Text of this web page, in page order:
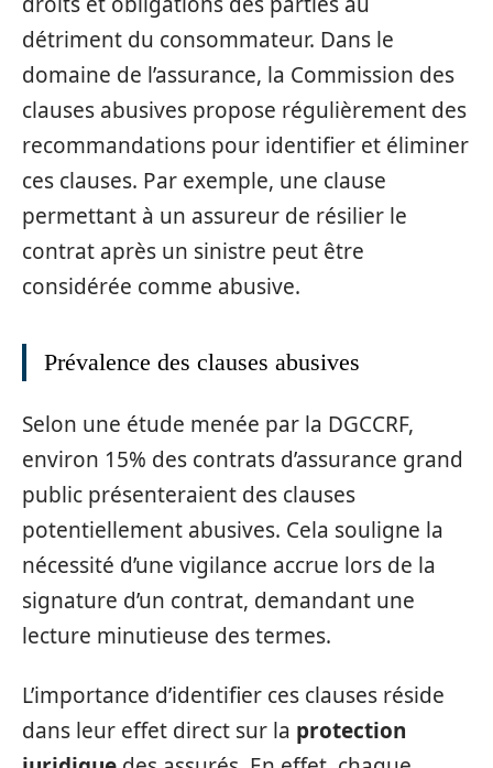
détriment du consommateur. Dans le
domaine de l’assurance, la Commission des
clauses abusives propose régulièrement des
recommandations pour identifier et éliminer
ces clauses. Par exemple, une clause
permettant à un assureur de résilier le
contrat après un sinistre peut être
considérée comme abusive.
Prévalence des clauses abusives
Selon une étude menée par la DGCCRF,
environ 15% des contrats d’assurance grand
public présenteraient des clauses
potentiellement abusives. Cela souligne la
nécessité d’une vigilance accrue lors de la
signature d’un contrat, demandant une
lecture minutieuse des termes.
L’importance d’identifier ces clauses réside
dans leur effet direct sur la protection